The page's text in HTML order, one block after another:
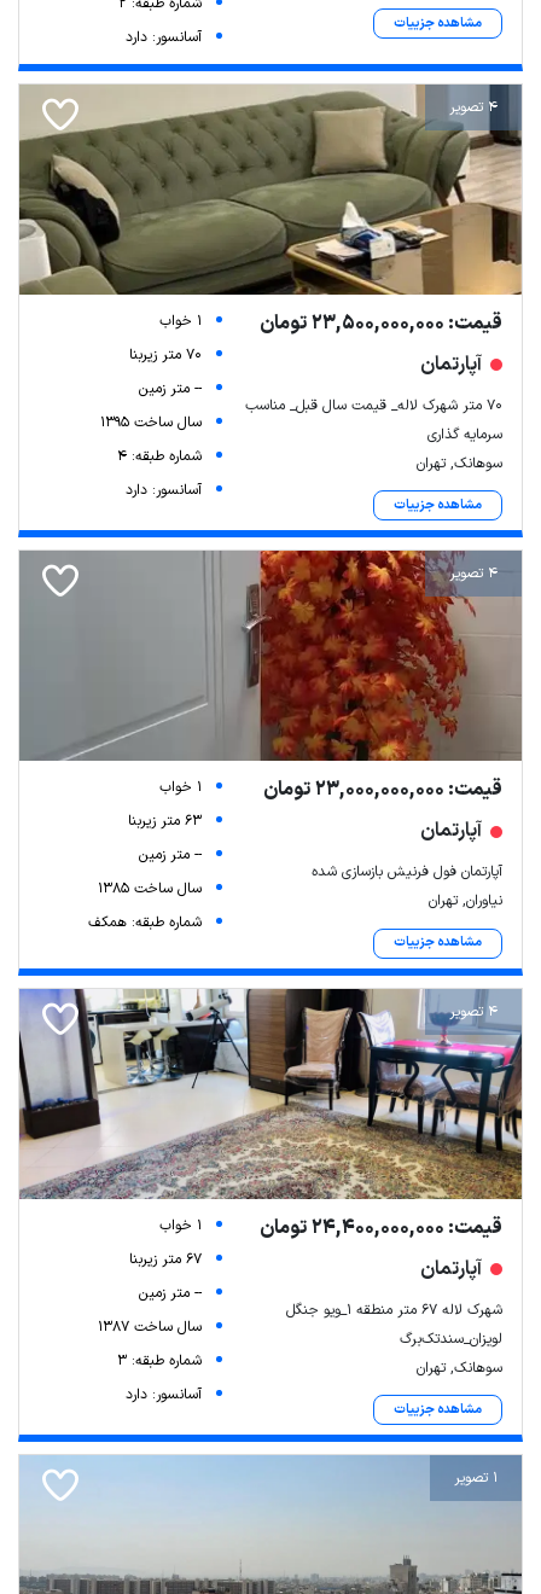
مشاهده جزییات
آسانسور: دارد
4 تصویر
قیمت: 23,500,000,000 تومان
آپارتمان
۷۰ متر شهرک لاله_ قیمت سال قبل_ مناسب
سرمایه گذاری
سوهانک, تهران
مشاهده جزییات
1 خواب
70 متر زیربنا
-- متر زمین
سال ساخت 1395
شماره طبقه: 4
آسانسور: دارد
4 تصویر
قیمت: 23,000,000,000 تومان
آپارتمان
آپارتمان فول فرنیش بازسازی شده
نیاوران, تهران
مشاهده جزییات
1 خواب
63 متر زیربنا
-- متر زمین
سال ساخت 1385
شماره طبقه: همکف
4 تصویر
قیمت: 24,400,000,000 تومان
آپارتمان
شهرک لاله ۶۷ متر منطقه ۱_ویو جنگل
لویزان_سندتک‌برگ
سوهانک, تهران
مشاهده جزییات
1 خواب
67 متر زیربنا
-- متر زمین
سال ساخت 1387
شماره طبقه: 3
آسانسور: دارد
1 تصویر